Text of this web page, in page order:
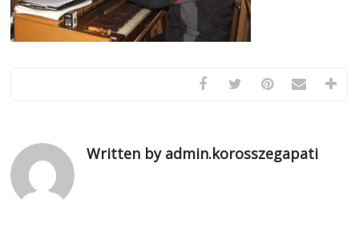
Written by admin.korosszegapati